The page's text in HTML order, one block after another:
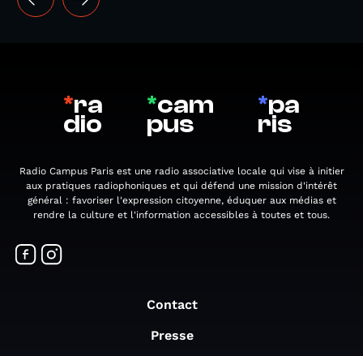
*ra
dio
*cam
pus
*pa
ris
Radio Campus Paris est une radio associative locale qui vise à initier
aux pratiques radiophoniques et qui défend une mission d'intérêt
général : favoriser l'expression citoyenne, éduquer aux médias et
rendre la culture et l'information accessibles à toutes et tous.
Contact
Presse